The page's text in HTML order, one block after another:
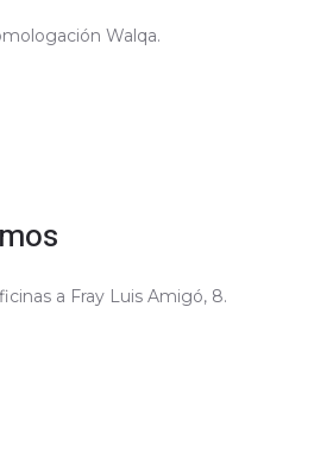
Walqa.
a Fray Luis Amigó, 8.